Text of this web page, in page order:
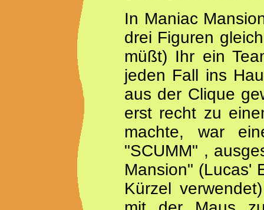
In Maniac
drei Figuren
müßt) Ihr ein
jeden Fall ins
aus der Clique
erst recht zu
machte, war
"SCUMM" ,
Mansion" (Lucas'
Kürzel